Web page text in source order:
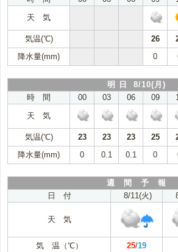
天 気
気温(℃) 26
降水量(mm)
0
明 日 8/10(月)
時 間
00 03 06 09
天 気
気温(℃) 23 23 23 25
降水量(mm)
0 0.1 0.1 0
週 間 予 報
日 付
8/11(火)
天 気
気 温（℃） 25/19